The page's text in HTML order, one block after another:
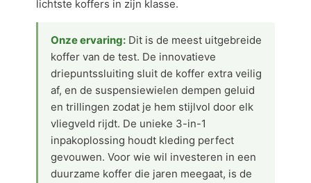
lichtste koffers in zijn klasse.
Onze ervaring: Dit is de meest uitgebreide
koffer van de test. De innovatieve
driepuntssluiting sluit de koffer extra veilig
af, en de suspensiewielen dempen geluid
en trillingen zodat je hem stijlvol door elk
vliegveld rijdt. De unieke 3-in-1
inpakoplossing houdt kleding perfect
gevouwen. Voor wie wil investeren in een
duurzame koffer die jaren meegaat, is de